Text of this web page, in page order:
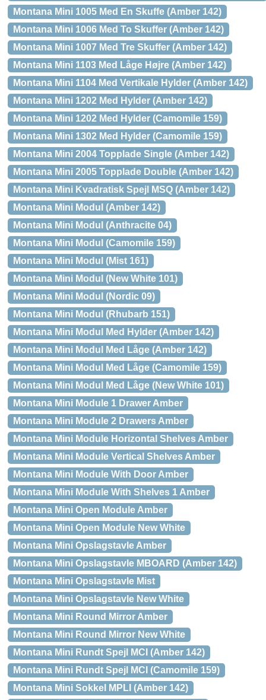
Montana Mini 1005 Med En Skuffe (Amber 142)
Montana Mini 1006 Med To Skuffer (Amber 142)
Montana Mini 1007 Med Tre Skuffer (Amber 142)
Montana Mini 1103 Med Låge Højre (Amber 142)
Montana Mini 1104 Med Vertikale Hylder (Amber 142)
Montana Mini 1202 Med Hylder (Amber 142)
Montana Mini 1202 Med Hylder (Camomile 159)
Montana Mini 1302 Med Hylder (Camomile 159)
Montana Mini 2004 Topplade Single (Amber 142)
Montana Mini 2005 Topplade Double (Amber 142)
Montana Mini Kvadratisk Spejl MSQ (Amber 142)
Montana Mini Modul (Amber 142)
Montana Mini Modul (Anthracite 04)
Montana Mini Modul (Camomile 159)
Montana Mini Modul (Mist 161)
Montana Mini Modul (New White 101)
Montana Mini Modul (Nordic 09)
Montana Mini Modul (Rhubarb 151)
Montana Mini Modul Med Hylder (Amber 142)
Montana Mini Modul Med Låge (Amber 142)
Montana Mini Modul Med Låge (Camomile 159)
Montana Mini Modul Med Låge (New White 101)
Montana Mini Module 1 Drawer Amber
Montana Mini Module 2 Drawers Amber
Montana Mini Module Horizontal Shelves Amber
Montana Mini Module Vertical Shelves Amber
Montana Mini Module With Door Amber
Montana Mini Module With Shelves 1 Amber
Montana Mini Open Module Amber
Montana Mini Open Module New White
Montana Mini Opslagstavle Amber
Montana Mini Opslagstavle MBOARD (Amber 142)
Montana Mini Opslagstavle Mist
Montana Mini Opslagstavle New White
Montana Mini Round Mirror Amber
Montana Mini Round Mirror New White
Montana Mini Rundt Spejl MCI (Amber 142)
Montana Mini Rundt Spejl MCI (Camomile 159)
Montana Mini Sokkel MPLI (Amber 142)